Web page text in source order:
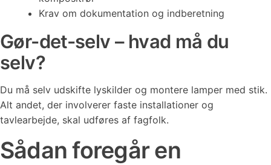
Krav om dokumentation og indberetning
Gør-det-selv – hvad må du
selv?
Du må selv udskifte lyskilder og montere lamper med stik.
Alt andet, der involverer faste installationer og
tavlearbejde, skal udføres af fagfolk.
Sådan foregår en